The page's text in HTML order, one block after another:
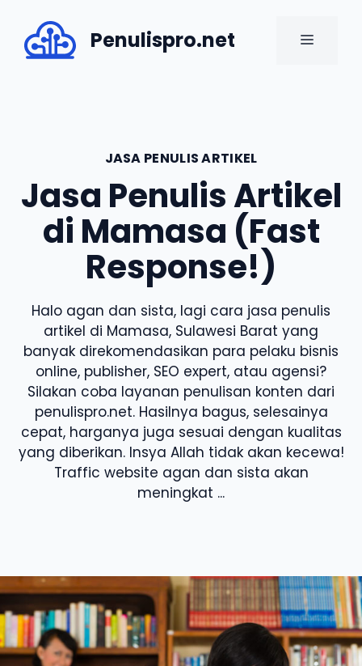
content
Penulispro.net MENU
JASA PENULIS ARTIKEL
Jasa Penulis Artikel
di Mamasa (Fast
Response!)
Halo agan dan sista, lagi cara jasa penulis
artikel di Mamasa, Sulawesi Barat yang
banyak direkomendasikan para pelaku bisnis
online, publisher, SEO expert, atau agensi?
Silakan coba layanan penulisan konten dari
penulispro.net. Hasilnya bagus, selesainya
cepat, harganya juga sesuai dengan kualitas
yang diberikan. Insya Allah tidak akan kecewa!
Traffic website agan dan sista akan
meningkat ...